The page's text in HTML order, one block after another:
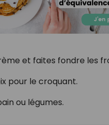
et faites fondre les
pour le croquant.
ou légumes.